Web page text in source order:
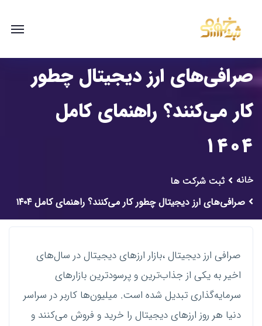
صرافی‌های ارز دیجیتال چطور
کار می‌کنند؟ راهنمای کامل
۱۴۰۴
خانه
ثبت شرکت ها
صرافی‌های ارز دیجیتال چطور کار می‌کنند؟ راهنمای کامل ۱۴۰۴
صرافی ارز دیجیتال ،بازار ارزهای دیجیتال در سال‌های
اخیر به یکی از جذاب‌ترین و پرسودترین بازارهای
سرمایه‌گذاری تبدیل شده است. میلیون‌ها کاربر در سراسر
دنیا هر روز ارزهای دیجیتال را خرید و فروش می‌کنند و